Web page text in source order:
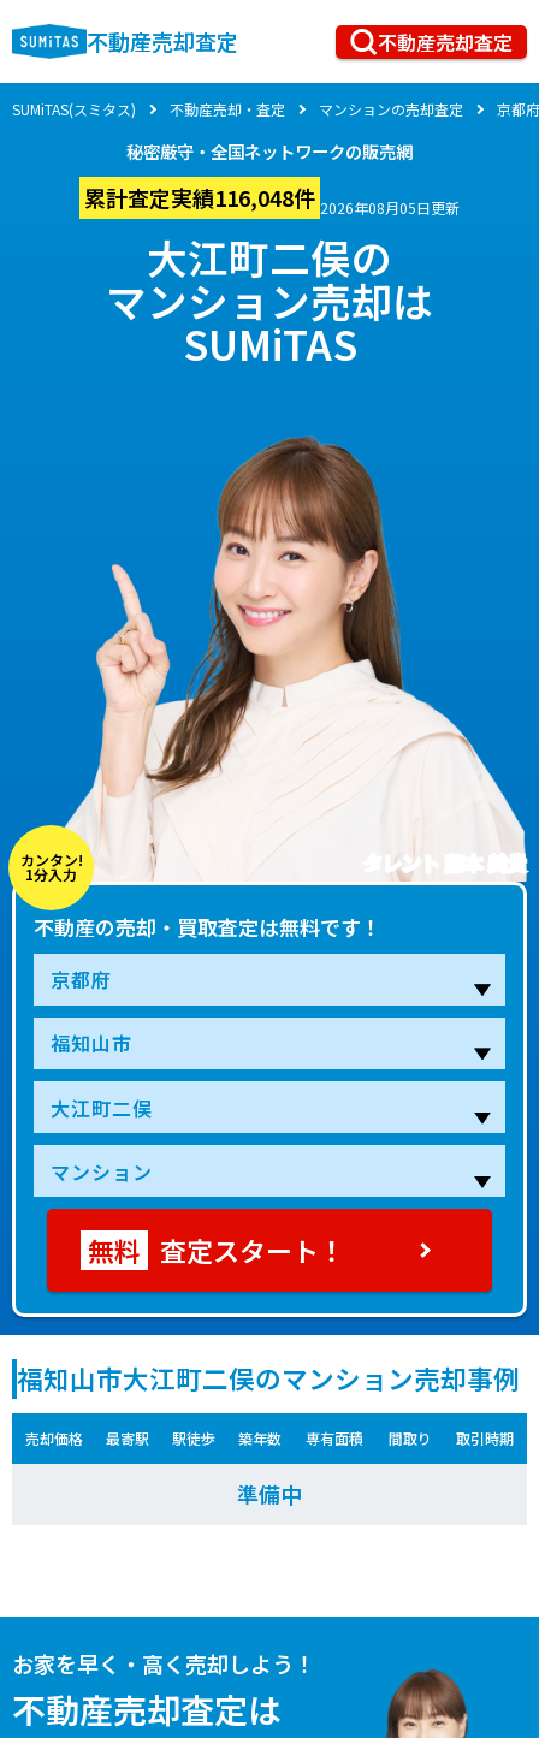
不動産売却査定 不動産売却査定
SUMiTAS(スミタス) 不動産売却・査定 マンションの売却査定 京都府
秘密厳守・全国ネットワークの販売網
累計査定実績116,048件 2026年08月05日更新
大江町二俣の
マンション売却は
SUMiTAS
タレント 藤本 美貴
カンタン!
1分入力
不動産の売却・買取査定は無料です！
査定スタート！
福知山市大江町二俣のマンション売却事例
売却価格 最寄駅 駅徒歩 築年数 専有面積 間取り 取引時期
準備中
お家を早く・高く売却しよう！
不動産売却査定は